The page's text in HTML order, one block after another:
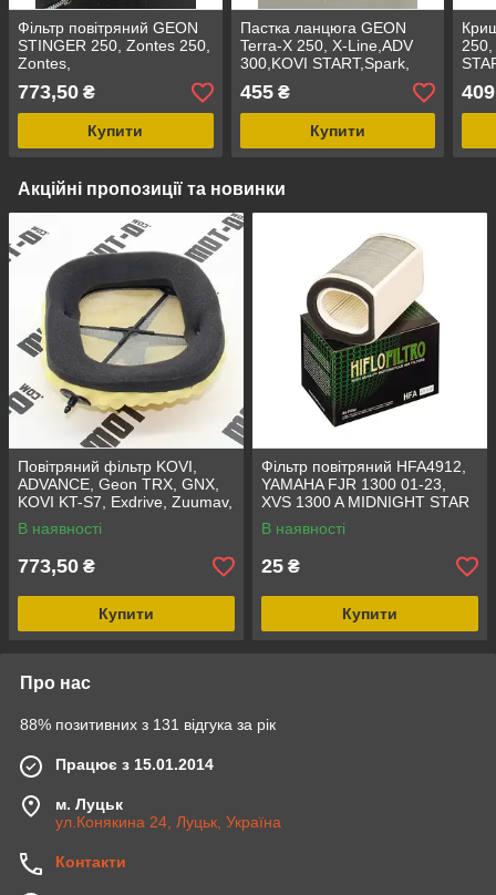
Фільтр повітряний GEON
STINGER 250, Zontes 250,
Zontes,
773,50 ₴
Купити
Пастка ланцюга GEON
Terra-X 250, X-Line,ADV
300,KOVI START,Spark,
Forte, Exdrive,
455₴
Купити
250,
Акційні пропозиції та новинки
Повітряний фільтр KOVI,
ADVANCE, Geon TRX, GNX,
KOVI KT-S7, Exdrive, Zuumav,
Rottor, ESX,
В наявності
773,50 ₴
Купити
Фільтр повітряний HFA4912,
YAMAHA FJR 1300 01-23,
XVS 1300 A MIDNIGHT STAR
14-15
В наявності
25 ₴
Купити
Про нас
88% позитивних з 131 відгука за рік
Працює з 15.01.2014
м. Луцьк
ул.Конякина 24, Луцьк, Україна
Контакти